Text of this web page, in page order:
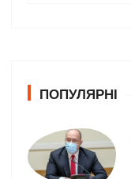
р
ПОПУЛЯРНІ